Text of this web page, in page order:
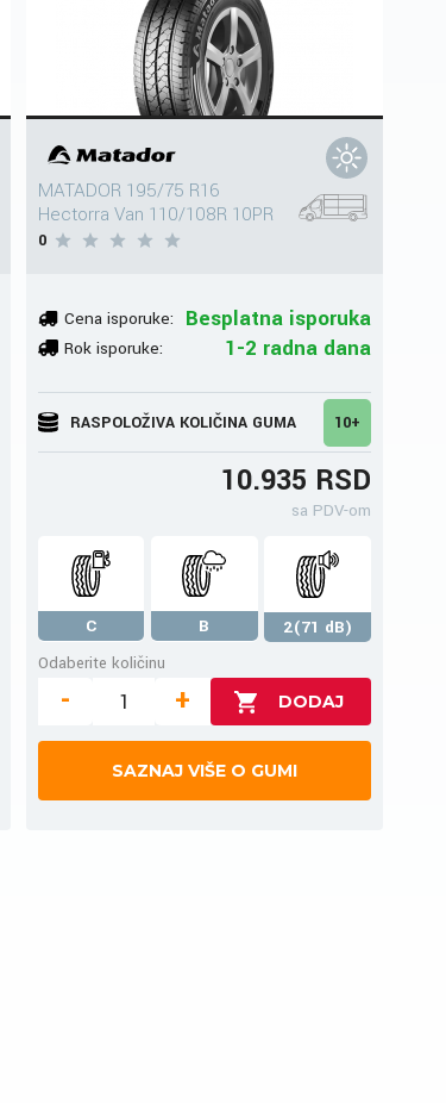
MATADOR 195/75 R16
Hectorra Van 110/108R 10PR
0
Cena isporuke: Besplatna isporuka
Rok isporuke: 1-2 radna dana
RASPOLOŽIVA KOLIČINA GUMA 10+
10.935 RSD
sa PDV-om
C B
2(71 dB)
Odaberite količinu
- +
SAZNAJ VIŠE O GUMI